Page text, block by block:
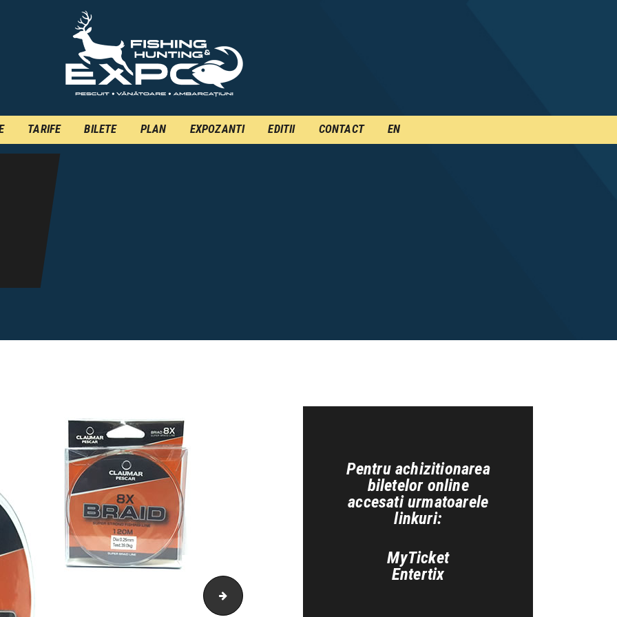
TARIFE BILETE PLAN EXPOZANTI EDITII CONTACT EN
INSCRIERE
PLAN
EXPOZANTI
EDITII
CONTACT
Claumar Pescar
Pentru achizitionarea
biletelor online
accesati urmatoarele
linkuri:
MyTicket
Entertix